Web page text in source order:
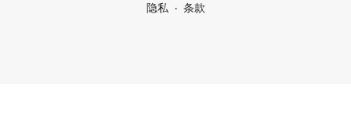
隐私
条款